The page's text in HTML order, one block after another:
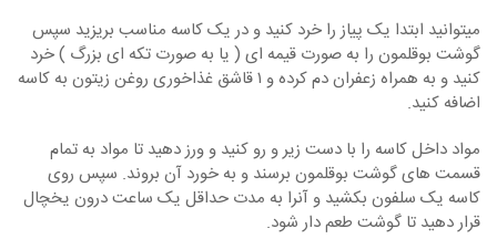
میتوانید ابتدا یک پیاز را خرد کنید و در یک کاسه مناسب بریزید سپس
گوشت بوقلمون را به صورت قیمه ای ( یا به صورت تکه ای بزرگ ) خرد
کنید و به همراه زعفران دم کرده و ۱ قاشق غذاخوری روغن زیتون به کاسه
اضافه کنید.
مواد داخل کاسه را با دست زیر و رو کنید و ورز دهید تا مواد به تمام
قسمت های گوشت بوقلمون برسند و به خورد آن بروند. سپس روی
کاسه یک سلفون بکشید و آنرا به مدت حداقل یک ساعت درون یخچال
قرار دهید تا گوشت طعم دار شود.